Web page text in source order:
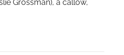
Grossman), a callow,